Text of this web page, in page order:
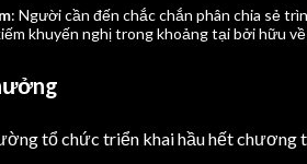
: Người cần đến chắc chắn phân chia sẻ
khuyến nghị trong khoảng tại bởi hữu
tổ chức triển khai hầu hết chương